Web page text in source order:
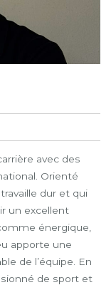
avec des
Orienté
dur et qui
un excellent
énergique,
apporte une
de l’équipe. En
de sport et